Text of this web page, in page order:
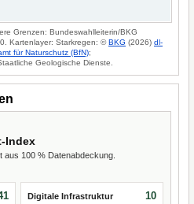
Grenzen: Bundeswahlleiterin/BKG
Kartenlayer: Starkregen: ©BKG (2026) dl-
für Naturschutz (BfN);
Geologische Dienste.
Index
aus 100 % Datenabdeckung.
Digitale Infrastruktur 10